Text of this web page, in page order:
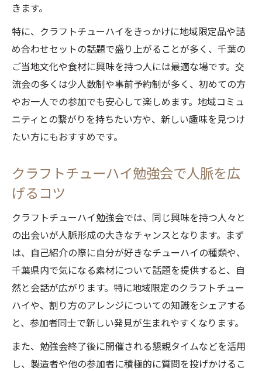
きます。
特に、クラフトチューハイをきっかけに地域限定品や詰
め合わせセットの話題で盛り上がることが多く、千葉の
ご当地文化や食材に興味を持つ人には最適な場です。交
流会の多くは少人数制や事前予約制が多く、初めての方
やお一人での参加でも安心して楽しめます。地域コミュ
ニティとの繋がりを持ちたい方や、新しい趣味を見つけ
たい方にもおすすめです。
クラフトチューハイ勉強会で人脈を広
げるコツ
クラフトチューハイ勉強会では、同じ興味を持つ人々と
の出会いが人脈形成の大きなチャンスとなります。まず
は、自己紹介の際に自分が好きなチューハイの種類や、
千葉県内で気になる素材について話題を提供すると、自
然と会話が広がります。特に地域限定のクラフトチュー
ハイや、割り方のアレンジについての知識をシェアする
と、参加者同士で新しい発見が生まれやすくなります。
また、勉強会終了後に開催される懇親タイムなどを活用
し、製造者や他の参加者に積極的に質問を投げかけるこ